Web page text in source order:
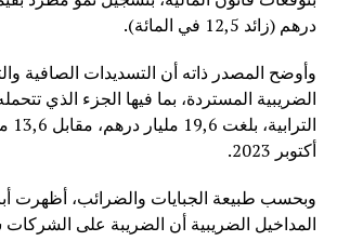
درهم (زائد 12,5 في المائة).
وأوضح المصدر ذاته أن التسديدات الصافية
الضريبية المستردة، بما فيها الجزء الذي
أكتوبر 2023.
وبحسب طبيعة الجبايات والضرائب، أظهرت
المداخيل الضريبية أن الضريبة على